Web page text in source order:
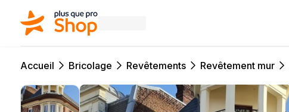
Accueil Bricolage Revêtements Revêtement mur